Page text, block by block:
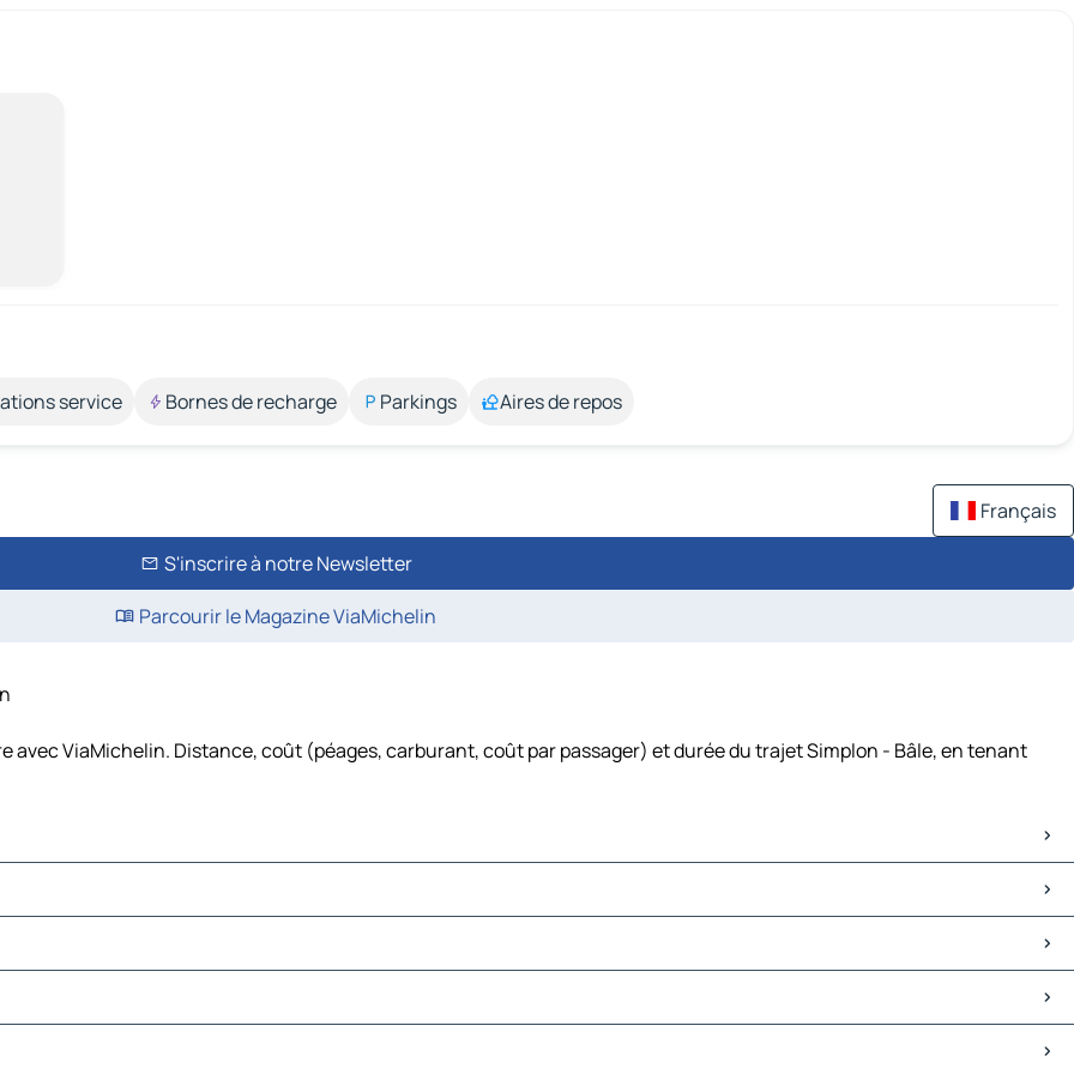
service Bornes de recharge Parkings Aires de repos
Français
S'inscrire à notre Newsletter
Parcourir le Magazine ViaMichelin
ViaMichelin. Distance, coût (péages, carburant, coût par passager) et durée du trajet Simplon - Bâle, en tenant